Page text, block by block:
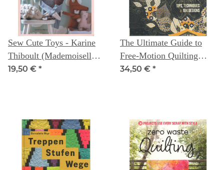
Sew Cute Toys - Karine
Thiboult (Mademoiselle
Tika)
19,50 € *
The Ultimate Guide to
Free-Motion Quilting
with Angela Walters
34,50 € *